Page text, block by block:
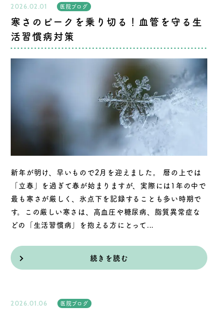
2026.02.01 医院ブログ
寒さのピークを乗り切る！血管を守る生
活習慣病対策
新年が明け、早いもので2月を迎えました。 暦の上では
「立春」を過ぎて春が始まりますが、実際には1年の中で
最も寒さが厳しく、氷点下を記録することも多い時期で
す。この厳しい寒さは、高血圧や糖尿病、脂質異常症な
どの「生活習慣病」を抱える方にとって...
続きを読む
2026.01.06 医院ブログ